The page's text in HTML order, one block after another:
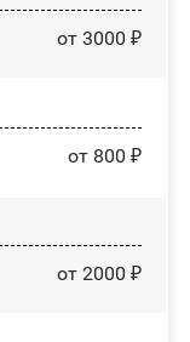
от 3000 ₽
от 800 ₽
от 2000 ₽